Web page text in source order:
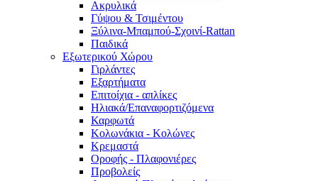
Ακρυλικά
Γύψου & Τσιμέντου
Ξύλινα-Μπαμπού-Σχοινί-Rattan
Παιδικά
Εξωτερικού Χώρου
Γιρλάντες
Εξαρτήματα
Επιτοίχια - απλίκες
Ηλιακά/Επαναφορτιζόμενα
Καρφωτά
Κολωνάκια - Κολώνες
Κρεμαστά
Οροφής - Πλαφονιέρες
Προβολείς